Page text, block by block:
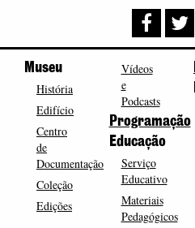
Museu
História
Edifício
Centro
de
Documentação
Coleção
Edições
Vídeos
e
Podcasts
Programação
Educação
Serviço
Educativo
Materiais
Pedagógicos